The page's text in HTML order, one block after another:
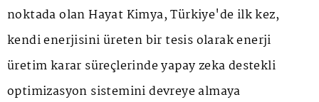
noktada olan Hayat Kimya, Türkiye'de ilk kez,
kendi enerjisini üreten bir tesis olarak enerji
üretim karar süreçlerinde yapay zeka destekli
optimizasyon sistemini devreye almaya